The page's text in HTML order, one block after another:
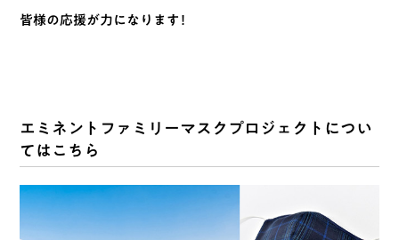
皆様の応援が力になります！
エミネントファミリーマスクプロジェクトについ
てはこちら